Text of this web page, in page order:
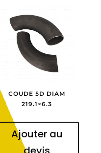
COUDE 5D DIAM
219.1×6.3
Ajouter au